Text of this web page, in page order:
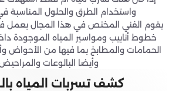
واستخدام الطرق والحلول المناسبة
يقوم الفني المختص في هذا المجال
خطوط أنابيب ومواسير المياه الموجودة
الحمامات والمطابخ بما فيها من الأحواض
وأيضا البالوعات
كشف تسربات المياه